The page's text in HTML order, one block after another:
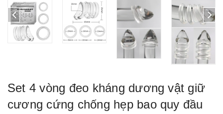
Set 4 vòng đeo kháng dương vật giữ
cương cứng chống hẹp bao quy đầu